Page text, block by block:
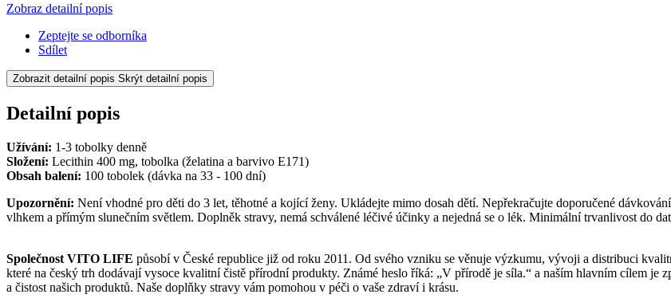
Zobraz detailní popis
Zeptejte se odborníka
Sdílet
Zobrazit detailní popis Skrýt detailní popis
Detailní popis
Užívání: 1-3 tobolky denně
Složení: Lecithin 400 mg, tobolka (želatina a barvivo E171)
Obsah balení: 100 tobolek (dávka na 33 - 100 dní)
Upozornění: Není vhodné pro děti do 3 let, těhotné a kojící ženy. Ukládejte mimo dosah dětí. Nepřekračujte doporučené
vlhkem a přímým slunečním světlem. Doplněk stravy, nemá schválené léčivé účinky a nejedná se o lék. Minimální trvanlivost do
Společnost VITO LIFE působí v České republice již od roku 2011. Od svého vzniku se věnuje výzkumu, vývoji a distribuci
které na český trh dodávají vysoce kvalitní čistě přírodní produkty. Známé heslo říká: „V přírodě je síla.“ a naším hlavním cílem je
a čistost našich produktů. Naše doplňky stravy vám pomohou v péči o vaše zdraví i krásu.